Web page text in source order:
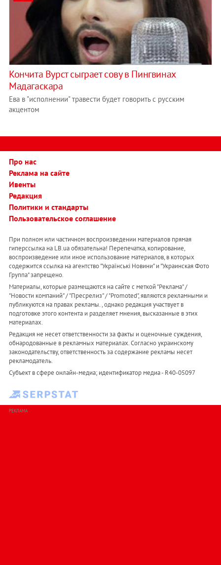
Кончита Вурст сыграет сову в Пингвинах
Мадагаскара
Ева в "исполнении" травести будет говорить с русским
акцентом
Про нас
Реклама на сайте
Ивенты
Редакция
Политики и стандарты
Пользовательское соглашение
При полном или частичном воспроизведении материалов прямая
гиперссылка на LB.ua обязательна! Перепечатка, копирование,
воспроизведение или иное использование материалов, в которых
содержится ссылка на агентство "Українськi Новини" и "Украинская Фото
Группа" запрещено.
Материалы, которые размещаются на сайте с меткой "Реклама" /
"Новости компаний" / "Пресрелиз" / "Promoted", являются рекламными и
публикуются на правах рекламы. , однако редакция участвует в
подготовке этого контента и разделяет мнения, высказанные в этих
материалах.
Редакция не несет ответственности за факты и оценочные суждения,
обнародованные в рекламных материалах. Согласно украинскому
законодательству, ответственность за содержание рекламы несет
рекламодатель.
Субъект в сфере онлайн-медиа; идентификатор медиа - R40-05097
РЕКЛАМА